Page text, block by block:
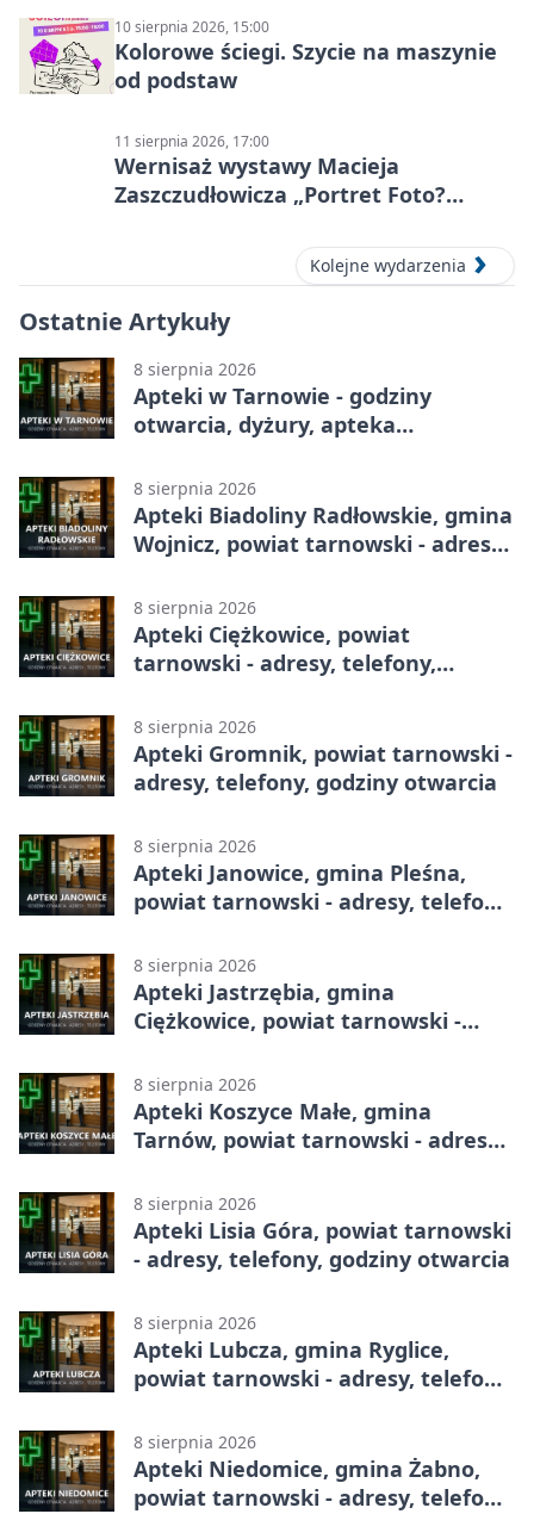
10 sierpnia 2026, 15:00
Kolorowe ściegi. Szycie na maszynie
od podstaw
11 sierpnia 2026, 17:00
Wernisaż wystawy Macieja
Zaszczudłowicza „Portret Foto?
Kolejne wydarzenia
Ostatnie Artykuły
8 sierpnia 2026
Apteki w Tarnowie - godziny
otwarcia, dyżury, apteka
8 sierpnia 2026
Apteki Biadoliny Radłowskie, gmina
Wojnicz, powiat tarnowski - adresy,
8 sierpnia 2026
Apteki Ciężkowice, powiat
tarnowski - adresy, telefony,
8 sierpnia 2026
Apteki Gromnik, powiat tarnowski -
adresy, telefony, godziny otwarcia
8 sierpnia 2026
Apteki Janowice, gmina Pleśna,
powiat tarnowski - adresy, telefony,
8 sierpnia 2026
Apteki Jastrzębia, gmina
Ciężkowice, powiat tarnowski -
8 sierpnia 2026
Apteki Koszyce Małe, gmina
Tarnów, powiat tarnowski - adresy,
8 sierpnia 2026
Apteki Lisia Góra, powiat tarnowski
- adresy, telefony, godziny otwarcia
8 sierpnia 2026
Apteki Lubcza, gmina Ryglice,
powiat tarnowski - adresy, telefony,
8 sierpnia 2026
Apteki Niedomice, gmina Żabno,
powiat tarnowski - adresy, telefony,